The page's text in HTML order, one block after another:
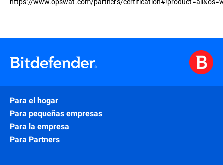
Para el hogar
Para pequeñas empresas
Para la empresa
Para Partners